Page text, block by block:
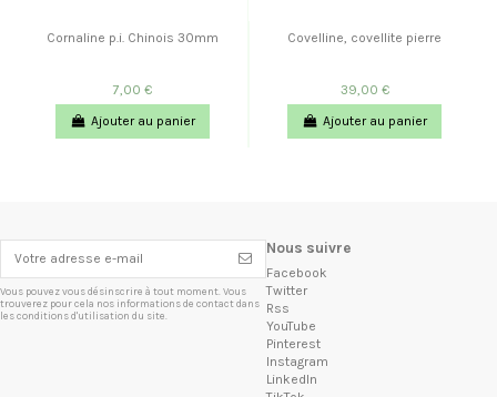
Cornaline p.i. Chinois 30mm
7,00 €
Ajouter au panier
Covelline, covellite pierre
39,00 €
Ajouter au panier
Vous pouvez vous désinscrire à tout moment. Vous
trouverez pour cela nos informations de contact dans
les conditions d'utilisation du site.
Nous suivre
Facebook
Twitter
Rss
YouTube
Pinterest
Instagram
LinkedIn